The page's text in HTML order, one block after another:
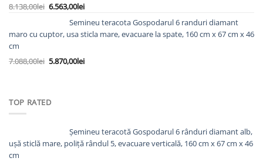
7.298,00lei.
8.138,00lei Prețul
fost:
6.563,00leiPrețul
curent
este:
Semineu teracota Gospodarul 6 randuri diamant
maro cu cuptor, usa sticla mare, evacuare la spate, 160 cm x 67 cm x 46
cm
7.088,00lei Prețul
7.088,00lei.
5.870,00leiPrețul
TOP RATED
Șemineu teracotă Gospodarul 6 rânduri diamant alb,
ușă sticlă mare, poliță rândul 5, evacuare verticală, 160 cm x 67 cm x 46
cm